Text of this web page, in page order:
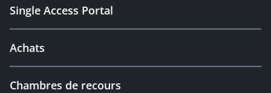
Single Access Portal
Achats
Chambres de recours